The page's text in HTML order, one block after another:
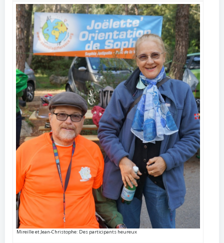
Mireille et Jean-Christophe: Des participants heureux